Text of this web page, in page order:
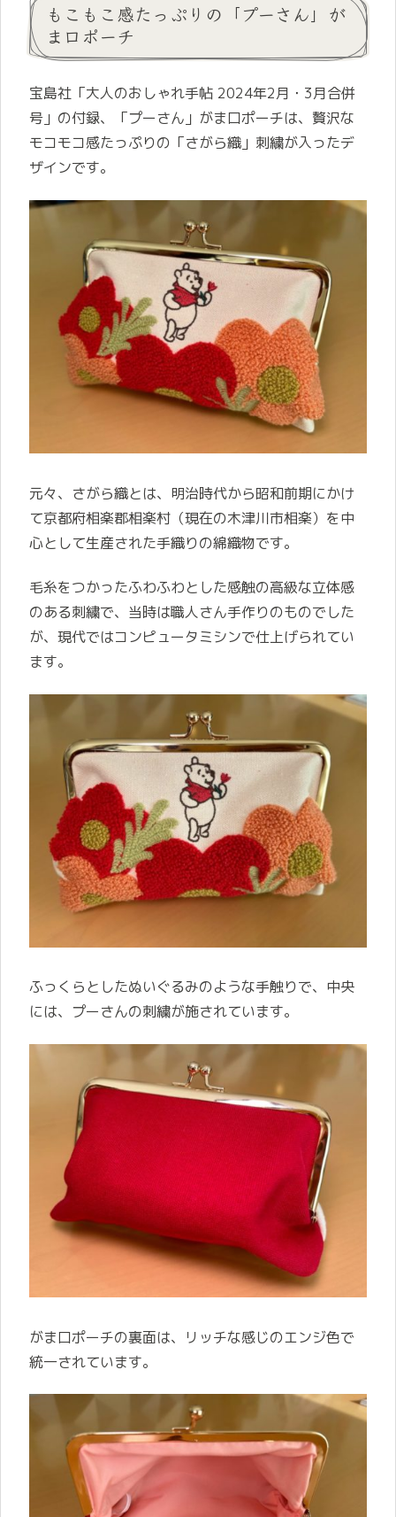
もこもこ感たっぷりの「プーさん」が
ま口ポーチ
宝島社「大人のおしゃれ手帖 2024年2月・3月合併
号」の付録、「プーさん」がま口ポーチは、贅沢な
モコモコ感たっぷりの「さがら織」刺繍が入ったデ
ザインです。
元々、さがら織とは、明治時代から昭和前期にかけ
て京都府相楽郡相楽村（現在の木津川市相楽）を中
心として生産された手織りの綿織物です。
毛糸をつかったふわふわとした感触の高級な立体感
のある刺繍で、当時は職人さん手作りのものでした
が、現代ではコンピュータミシンで仕上げられてい
ます。
ふっくらとしたぬいぐるみのような手触りで、中央
には、プーさんの刺繍が施されています。
がま口ポーチの裏面は、リッチな感じのエンジ色で
統一されています。